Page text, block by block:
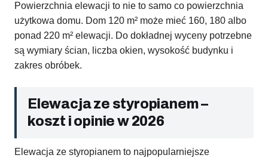
Powierzchnia elewacji to nie to samo co powierzchnia
użytkowa domu. Dom 120 m² może mieć 160, 180 albo
ponad 220 m² elewacji. Do dokładnej wyceny potrzebne
są wymiary ścian, liczba okien, wysokość budynku i
zakres obróbek.
Elewacja ze styropianem –
koszt i opinie w 2026
Elewacja ze styropianem to najpopularniejsze